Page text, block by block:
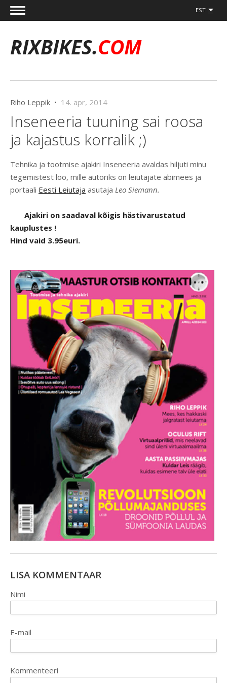
EST
RIXBIKES.COM
Riho Leppik • 14. apr, 2014
Inseneeria tuuning sai roosa
ja kajastus korralik ;)
Tehnika ja tootmise ajakiri Inseneeria avaldas hiljuti minu
tegemistest loo, mille autoriks on leiutajate abimees ja
portaali Eesti Leiutaja asutaja Leo Siemann.
Ajakiri on saadaval kõigis hästivarustatud
kauplustes !
Hind vaid 3.95euri.
LISA KOMMENTAAR
Nimi
E-mail
Kommenteeri